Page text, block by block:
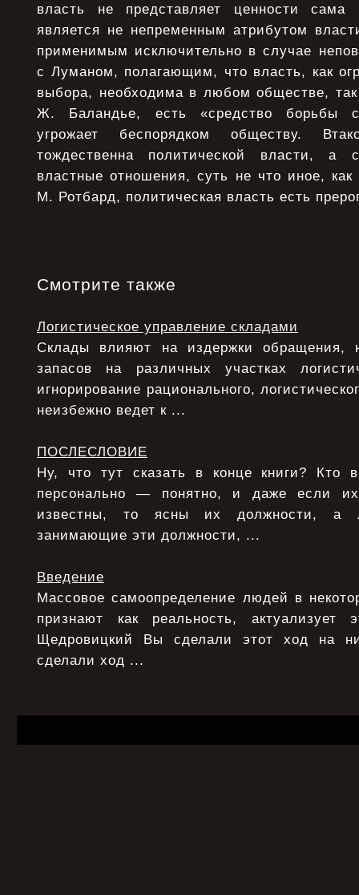
власть не представляет ценности
является не непременным атрибутом
применимым исключительно в случае
с Луманом, полагающим, что власть, как
выбора, необходима в любом обществе,
Ж. Баландье, есть «средство борьбы с
угрожает беспорядком обществу.
тождественна политической власти, а
властные отношения, суть не что иное, как
М. Ротбард, политическая власть есть
Смотрите также
Логистическое управление складами
Склады влияют на издержки обращения,
запасов на различных участках
игнорирование рационального,
неизбежно ведет к ...
ПОСЛЕСЛОВИЕ
Ну, что тут сказать в конце книги? Кто
персонально — понятно, и даже если
известны, то ясны их должности, а
занимающие эти должности, ...
Введение
Массовое самоопределение людей в
признают как реальность,
Щедровицкий Вы сделали этот ход на
сделали ход ...